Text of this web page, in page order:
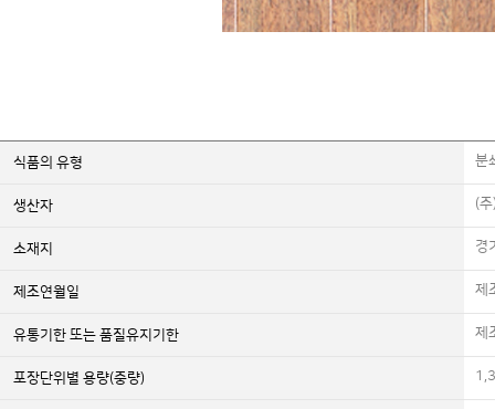
식품의 유형 분
생산자 (
소재지 경
제조연월일 제
유통기한 또는 품질유지기한 제
포장단위별 용량(중량)